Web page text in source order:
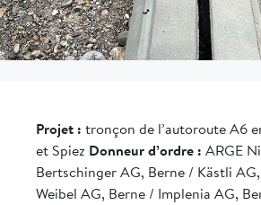
Projet : tronçon de l’autoroute A6
et Spiez Donneur d’ordre : ARGE
Bertschinger AG, Berne / Kästli
Weibel AG, Berne / Implenia AG,